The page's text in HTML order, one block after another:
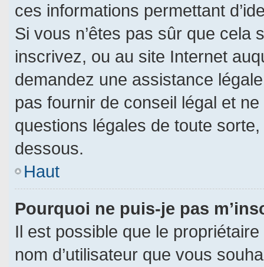
ces informations permettant
Si vous n’êtes pas sûr que cela
inscrivez, ou au site Internet
demandez une assistance
pas fournir de conseil légal et
questions légales de toute
dessous.
Haut
Pourquoi ne puis-je pas
Il est possible que le
nom d’utilisateur que vous